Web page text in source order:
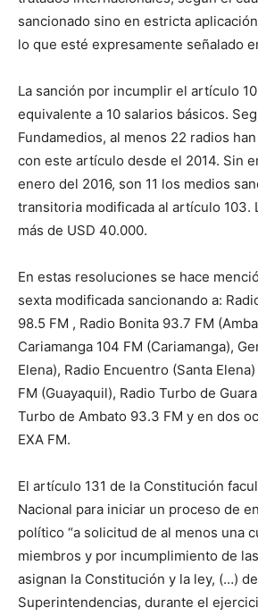
sancionado sino en estricta
lo que esté expresamente señalado
La sanción por incumplir el artículo
equivalente a 10 salarios básicos.
Fundamedios, al menos 22 radios
con este artículo desde el 2014. Sin
enero del 2016, son 11 los medios
transitoria modificada al artículo 103.
más de USD 40.000.
En estas resoluciones se hace
sexta modificada sancionando a:
98.5 FM , Radio Bonita 93.7 FM
Cariamanga 104 FM (Cariamanga),
Elena), Radio Encuentro (Santa
FM (Guayaquil), Radio Turbo de
Turbo de Ambato 93.3 FM y en dos
EXA FM.
El artículo 131 de la Constitución
Nacional para iniciar un proceso de
político “a solicitud de al menos una
miembros y por incumplimiento de
asignan la Constitución y la ley, (…) de
Superintendencias, durante el